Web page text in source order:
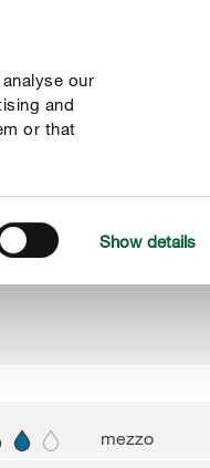
our
and
or that
Show details
mezzo